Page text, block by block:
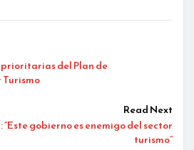
del Plan de
Read Next
“Este gobierno es enemigo del sector
turismo”